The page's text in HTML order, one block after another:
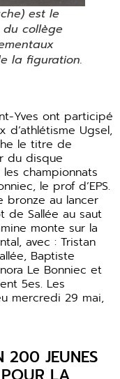
est le
collège
la figuration.
Yves ont participé
d’athlétisme Ugsel,
le titre de
du disque
championnats
le prof d’EPS.
bronze au lancer
de Sallée au saut
monte sur la
avec : Tristan
Baptiste
Le Bonniec et
5es. Les
mercredi 29 mai,
200 JEUNES